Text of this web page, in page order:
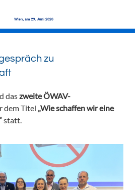
zu
daszweite ÖWAV-
dem Titel „Wie schaffen wir eine
statt.